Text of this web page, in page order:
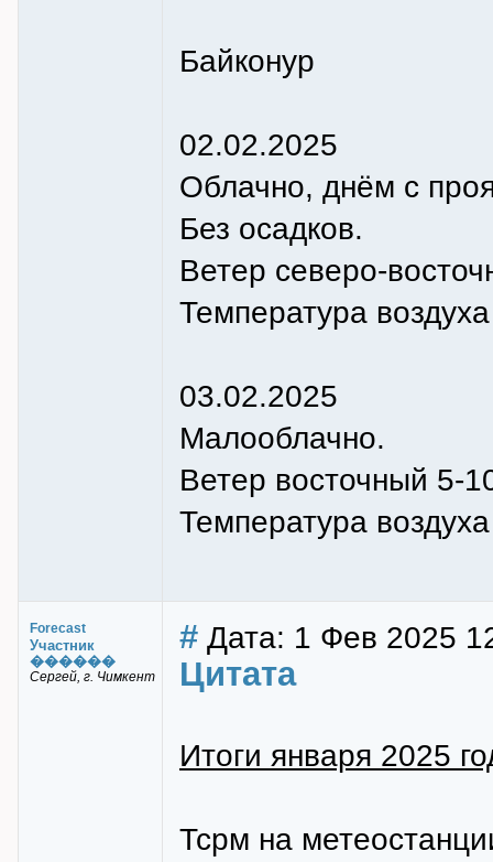
Байконур
02.02.2025
Облачно, днём с
Без осадков.
Ветер северо-
Температура
03.02.2025
Малооблачно.
Ветер восточный 5-
Температура
Forecast
Участник
������
Сергей, г. Чимкент
# Дата: 1 Фев 2025
Цитата
Итоги января 2025
Тсрм на